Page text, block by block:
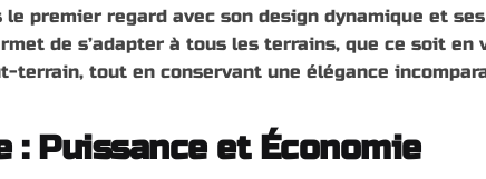
premier regard avec son design dynamique et
de s’adapter à tous les terrains, que ce soit en
terrain, tout en conservant une élégance
Puissance et Économie